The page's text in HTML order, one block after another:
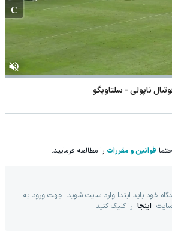
ناپولی - سلتاویگو
قوانین و مقررات را مطالعه فرمایید.
خود باید ابتدا وارد سایت شوید. جهت ورود به
سایت اینجا را کلیک کنید